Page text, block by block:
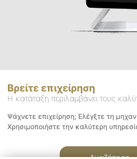
Βρείτε επιχείρηση
Η κατάταξη περιλαμβάνει τους
Ψάχνετε επιχείρηση; Ελέγξτε τη
Χρησιμοποιήστε την καλύτερη